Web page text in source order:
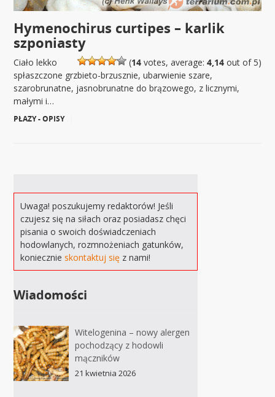
Hymenochirus curtipes – karlik
szponiasty
(14votes, average: 4,14out of 5)
Ciało lekko
spłaszczone grzbieto-brzusznie, ubarwienie szare,
szarobrunatne, jasnobrunatne do brązowego, z licznymi,
małymi i…
PŁAZY - OPISY
Uwaga! poszukujemy redaktorów! Jeśli
czujesz się na siłach oraz posiadasz chęci
pisania o swoich doświadczeniach
hodowlanych, rozmnożeniach gatunków,
koniecznieskontaktuj się z nami!
Wiadomości
Witelogenina – nowy alergen
pochodzący z hodowli
mączników
21 kwietnia 2026